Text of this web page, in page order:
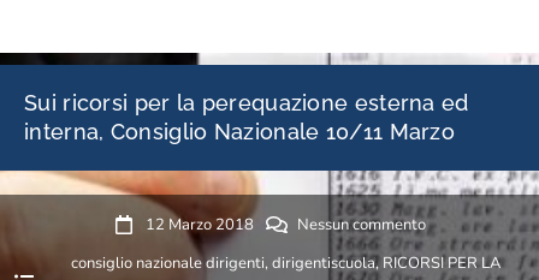
Sui ricorsi per la perequazione esterna ed
interna, Consiglio Nazionale 10/11 Marzo
12 Marzo 2018
Nessun commento
consiglio nazionale dirigenti, dirigentiscuola, RICORSI PER LA